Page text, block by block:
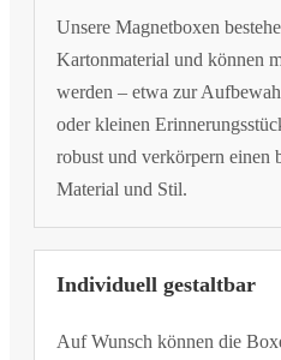
Unsere Magnetboxen
Kartonmaterial und können
werden – etwa zur
oder kleinen
robust und verkörpern einen
Material und Stil.
Individuell gestaltbar
Auf Wunsch können die